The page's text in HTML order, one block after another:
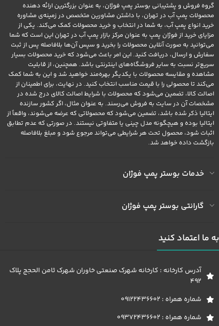
گروه فروش و پشتیبانی بوستر پمپ فوژان، به عنوان بزرگترین ارائه دهنده
محصولات پمپ آب در تهران، با داشتن مشاورین متخصص در زمینه‌ی مشاوره
خرید انواع پمپ آب، به شما در انتخاب و خرید محصولات کمک می‌کند. یکی از
مزایای خرید از فوژان پمپ به عنوان مرکز بازار پمپ آب در تهران این است که شما
می‌توانید به صورت آنلاین محصولات را بخرید و سپس آن‌ها بلافاصله پس از ثبت
سفارش و ارسال، دریافت کنید. این امر باعث می‌شود که خرید محصولات بسیار
سریع‌تر نسبت به سایر فروشگاه‌های اینترنتی باشد. همچنین، از قابلیت
مشاهده و مقایسه محصولات با یکدیگر بهره‌مند خواهید شد و این به شما کمک
می‌کند تا محصولی را با قیمت مناسب انتخاب کنید. در نهایت، برای اطمینان از
اصالت کالا، تضمین می‌شود که محصولات با شرایط اصالت کالای درج شده در
مشخصات آن در سایت به فروش می‌رسند. به عنوان مثال، اگر کشور سازنده
ایتالیا ذکر شده باشد، تضمین می‌شود که محصولاتی که عرضه می‌شوند، واقعاً از
ایتالیا بوده و هیچگونه مدل چینی یا متفاوتی نیستند. در صورتی که عدم تطابق
اثبات شود، محصول تحت هر شرایطی می‌تواند مرجوع شود و مبلغ بلافاصله
بازگشت داده خواهد شد.
خدمات بوستر پمپ فوژان
گارانتی بوستر پمپ فوژان
به ما اعتماد کنید
آدرس کارخانه : کارخانه شهرک صنعتی خاوران شهرک ثامن الحجج پلاک
492
شماره همراه : 09122436602
شماره همراه : 09372436602